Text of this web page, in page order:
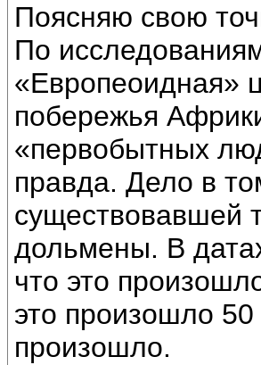
Поясняю свою
По
«Европеоидная»
побережья
«первобытных
правда. Дело в
существовавшей
дольмены. В
что это
это произошло
произошло.